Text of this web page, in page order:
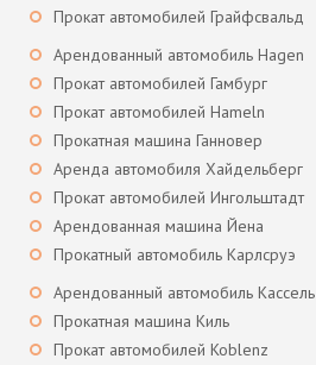
Прокат автомобилей Грайфсвальд
Арендованный автомобиль Hagen
Прокат автомобилей Гамбург
Прокат автомобилей Hameln
Прокатная машина Ганновер
Аренда автомобиля Хайдельберг
Прокат автомобилей Ингольштадт
Арендованная машина Йена
Прокатный автомобиль Карлсруэ
Арендованный автомобиль Кассель
Прокатная машина Киль
Прокат автомобилей Koblenz